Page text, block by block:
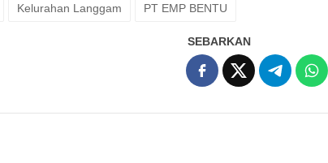
Kelurahan Langgam PT EMP BENTU
SEBARKAN